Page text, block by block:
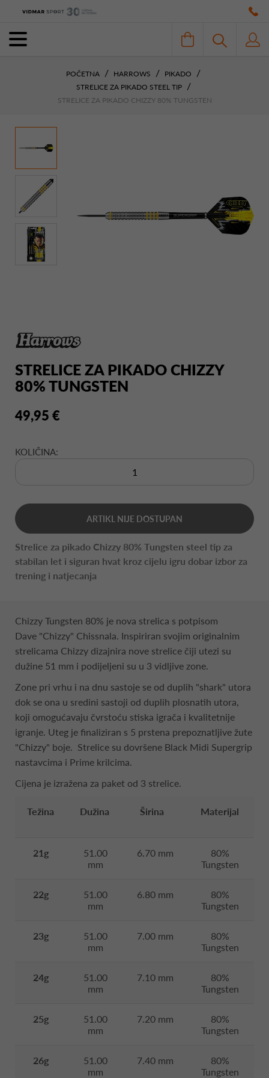
POČETNA HARROWS
PIKADO
STRELICE ZA PIKADO STEEL TIP
STRELICE ZA PIKADO CHIZZY 80% TUNGSTEN
STRELICE ZA PIKADO CHIZZY
80% TUNGSTEN
49,95 €
KOLIČINA:
ARTIKL NIJE DOSTUPAN
Strelice za pikado Chizzy 80% Tungsten steel tip za
stabilan let i siguran hvat kroz cijelu igru dobar izbor za
trening i natjecanja
Chizzy Tungsten 80% je nova strelica s potpisom
Dave "Chizzy" Chissnala. Inspiriran svojim originalnim
strelicama Chizzy dizajnira nove strelice čiji utezi su
dužine 51 mm i podijeljeni su u 3 vidljive zone.
Zone pri vrhu i na dnu sastoje se od duplih "shark" utora
dok se ona u sredini sastoji od duplih plosnatih utora,
koji omogućavaju čvrstoću stiska igrača i kvalitetnije
igranje. Uteg je finaliziran s 5 prstena prepoznatljive žute
"Chizzy" boje. Strelice su dovršene Black Midi Supergrip
nastavcima i Prime krilcima.
Cijena je izražena za paket od 3 strelice.
Težina Dužina Širina Materijal
21g
51.00
mm
6.70 mm
80%
Tungsten
22g
51.00
mm
6.80 mm
80%
Tungsten
23g
51.00
mm
7.00 mm
80%
Tungsten
24g
51.00
mm
7.10 mm
80%
Tungsten
25g
51.00
mm
7.20 mm
80%
Tungsten
26g
51.00
mm
7.40 mm
80%
Tungsten